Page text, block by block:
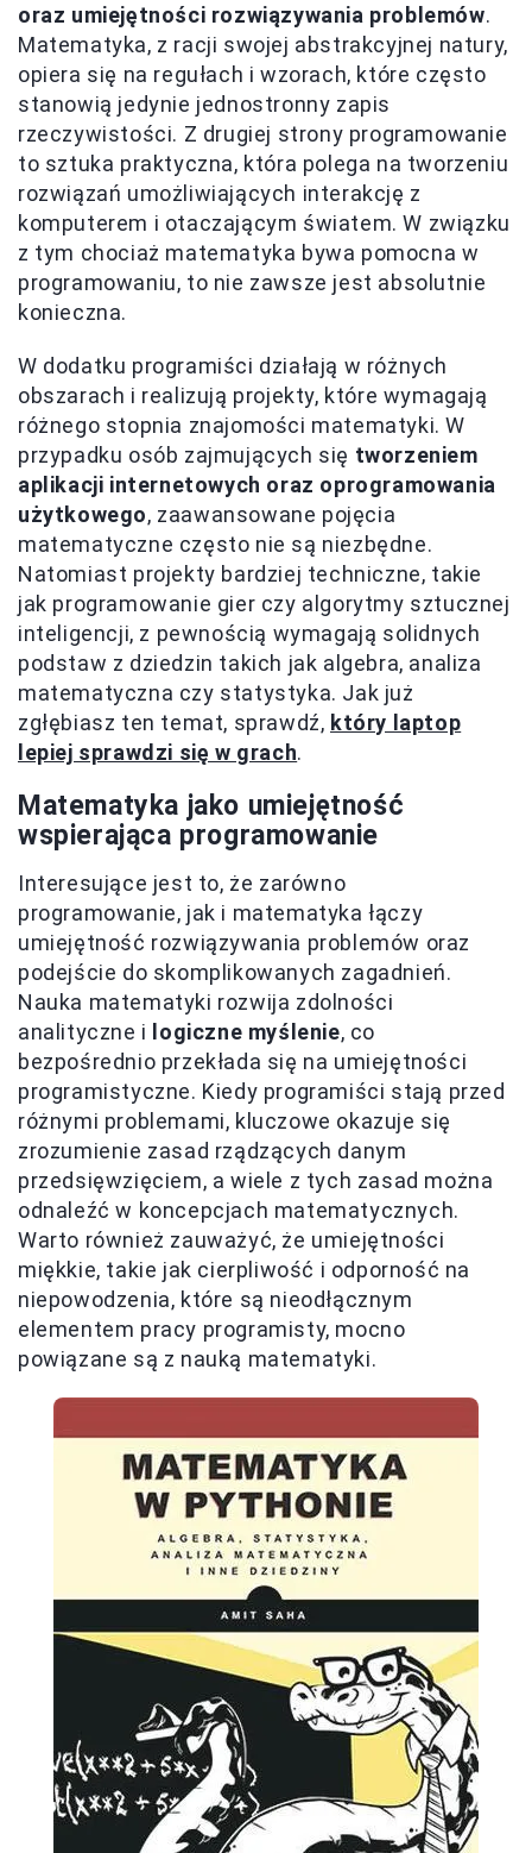
oraz umiejętności rozwiązywania problemów.
Matematyka, z racji swojej abstrakcyjnej natury,
opiera się na regułach i wzorach, które często
stanowią jedynie jednostronny zapis
rzeczywistości. Z drugiej strony programowanie
to sztuka praktyczna, która polega na tworzeniu
rozwiązań umożliwiających interakcję z
komputerem i otaczającym światem. W związku
z tym chociaż matematyka bywa pomocna w
programowaniu, to nie zawsze jest absolutnie
konieczna.
W dodatku programiści działają w różnych
obszarach i realizują projekty, które wymagają
różnego stopnia znajomości matematyki. W
przypadku osób zajmujących się tworzeniem
aplikacji internetowych oraz oprogramowania
użytkowego, zaawansowane pojęcia
matematyczne często nie są niezbędne.
Natomiast projekty bardziej techniczne, takie
jak programowanie gier czy algorytmy sztucznej
inteligencji, z pewnością wymagają solidnych
podstaw z dziedzin takich jak algebra, analiza
matematyczna czy statystyka. Jak już
zgłębiasz ten temat, sprawdź, który laptop
lepiej sprawdzi się w grach.
Matematyka jako umiejętność
wspierająca programowanie
Interesujące jest to, że zarówno
programowanie, jak i matematyka łączy
umiejętność rozwiązywania problemów oraz
podejście do skomplikowanych zagadnień.
Nauka matematyki rozwija zdolności
analityczne i logiczne myślenie, co
bezpośrednio przekłada się na umiejętności
programistyczne. Kiedy programiści stają przed
różnymi problemami, kluczowe okazuje się
zrozumienie zasad rządzących danym
przedsięwzięciem, a wiele z tych zasad można
odnaleźć w koncepcjach matematycznych.
Warto również zauważyć, że umiejętności
miękkie, takie jak cierpliwość i odporność na
niepowodzenia, które są nieodłącznym
elementem pracy programisty, mocno
powiązane są z nauką matematyki.